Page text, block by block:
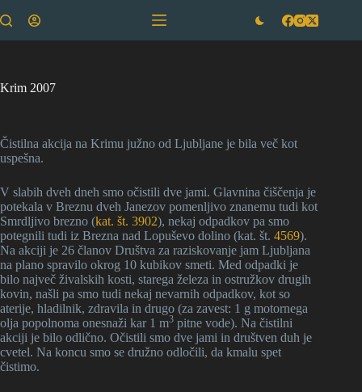
to
Krim 2007
Čistilna akcija na Krimu južno od Ljubljane je bila več kot
uspešna.
V slabih dveh dneh smo očistili dve jami. Glavnina čiščenja je
potekala v Breznu dveh Janezov pomenljivo znanemu tudi kot
Smrdljivo brezno (kat. št. 3902), nekaj odpadkov pa smo
potegnili tudi iz Brezna nad Lopuševo dolino (kat. št. 4569).
Na akciji je 26 članov Društva za raziskovanje jam Ljubljana
na plano spravilo okrog 10 kubikov smeti. Med odpadki je
bilo največ živalskih kosti, starega železa in ostružkov drugih
kovin, našli pa smo tudi nekaj nevarnih odpadkov, kot so
aterije, hladilnik, zdravila in drugo (za zavest: 1 g motornega
olja popolnoma onesnaži kar 1 m3 pitne vode). Na čistilni
akciji je bilo odlično. Očistili smo dve jami in društven duh je
cvetel. Na koncu smo se družno odločili, da kmalu spet
čistimo.